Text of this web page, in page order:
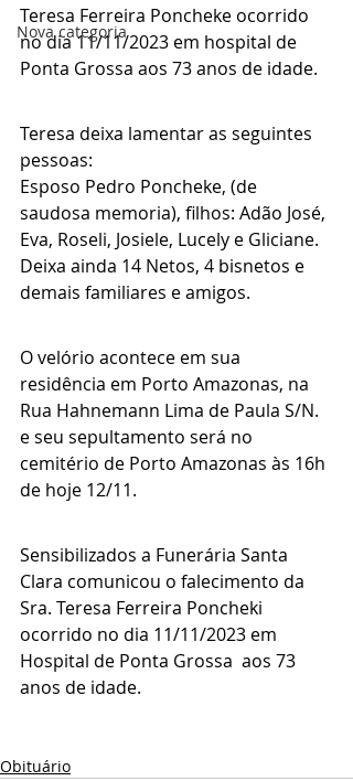
Nova categoria
Teresa Ferreira Poncheke ocorrido
no dia 11/11/2023 em hospital de
Ponta Grossa aos 73 anos de idade.
Teresa deixa lamentar as seguintes
pessoas:
Esposo Pedro Poncheke, (de
saudosa memoria), filhos: Adão José,
Eva, Roseli, Josiele, Lucely e Gliciane.
Deixa ainda 14 Netos, 4 bisnetos e
demais familiares e amigos.
O velório acontece em sua
residência em Porto Amazonas, na
Rua Hahnemann Lima de Paula S/N.
e seu sepultamento será no
cemitério de Porto Amazonas às 16h
de hoje 12/11.
Sensibilizados a Funerária Santa
Clara comunicou o falecimento da
Sra. Teresa Ferreira Poncheki
ocorrido no dia 11/11/2023 em
Hospital de Ponta Grossa  aos 73
anos de idade.
Obituário